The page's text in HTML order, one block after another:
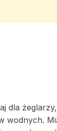
dla
wodnych.